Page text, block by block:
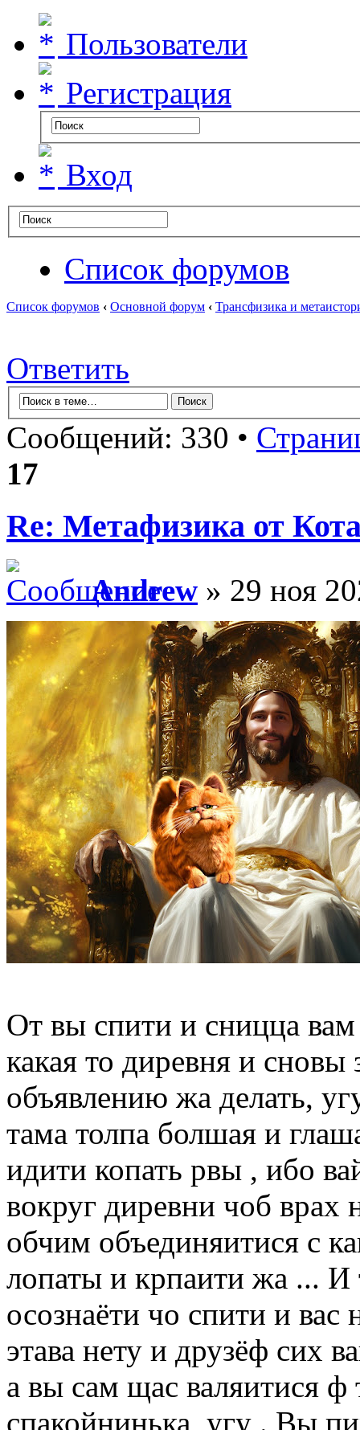
Пользователи
Регистрация
Вход
Список форумов
Список форумов ‹ Основной форум ‹ Трансфизика и
Ответить
Сообщений: 330 •
17
Re: Метафизика от
Andrew » 29 ноя
От вы спити и сницца
какая то диревня и
объявлению жа делать,
тама толпа болшая и
идити копать рвы , ибо
вокруг диревни чоб
обчим объединяитися с
лопаты и крпаити жа ... И
осознаёти чо спити и вас
этава нету и друзёф сих
а вы сам щас валяитися ф
спакойнинька, угу . Вы